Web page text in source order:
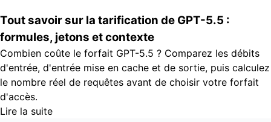
Tout savoir sur la tarification de GPT-5.5 :
formules, jetons et contexte
Combien coûte le forfait GPT-5.5 ? Comparez les débits
d'entrée, d'entrée mise en cache et de sortie, puis calculez
le nombre réel de requêtes avant de choisir votre forfait
d'accès.
Lire la suite